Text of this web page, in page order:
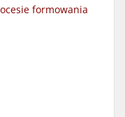
formowania